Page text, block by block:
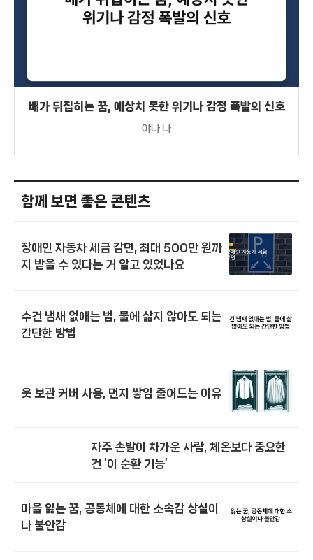
배가 뒤집히는 꿈, 예상치 못한 위기나 감정 폭발의 신호
야나 나
함께 보면 좋은 콘텐츠
장애인 자동차 세금 감면, 최대 500만 원까
지 받을 수 있다는 거 알고 있었나요
수건 냄새 없애는 법, 물에 삶지 않아도 되는
간단한 방법
옷 보관 커버 사용, 먼지 쌓임 줄어드는 이유
자주 손발이 차가운 사람, 체온보다 중요한
건 ‘이 순환 기능’
마을 잃는 꿈, 공동체에 대한 소속감 상실이
나 불안감